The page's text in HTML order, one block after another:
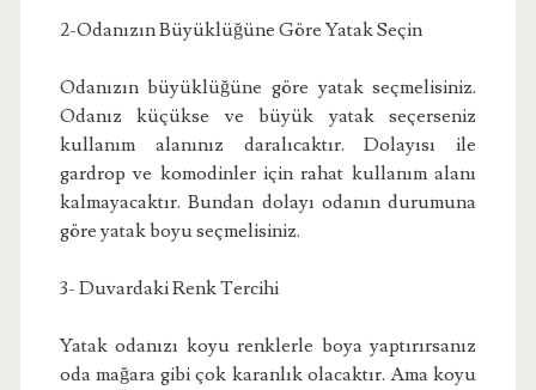
2-Odanızın Büyüklüğüne Göre Yatak Seçin
Odanızın büyüklüğüne göre yatak seçmelisiniz.
Odanız küçükse ve büyük yatak seçerseniz
kullanım alanınız daralıcaktır. Dolayısı ile
gardrop ve komodinler için rahat kullanım alanı
kalmayacaktır. Bundan dolayı odanın durumuna
göre yatak boyu seçmelisiniz.
3- Duvardaki Renk Tercihi
Yatak odanızı koyu renklerle boya yaptırırsanız
oda mağara gibi çok karanlık olacaktır. Ama koyu